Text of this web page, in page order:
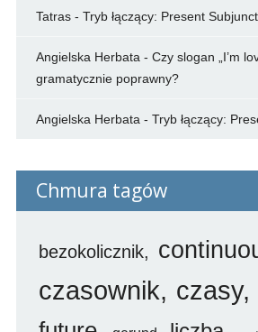
Tatras- Tryb łączący: Present
Angielska Herbata - Czy slogan „I’m
gramatycznie poprawny?
Angielska Herbata - Tryb łączący:
Chmura tagów
bezokolicznik
czasownik czasy